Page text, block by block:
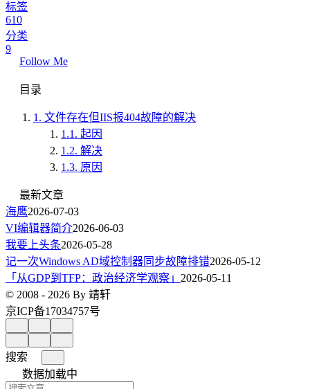
标签
610
分类
9
Follow Me
目录
1. 文件存在但IIS报404故障的解决
1.1. 起因
1.2. 解决
1.3. 原因
最新文章
海鹰2026-07-03
VI编辑器简介2026-06-03
我要上头条2026-05-28
记一次Windows AD域控制器同步故障排错2026-05-12
「从GDP到TFP：政治经济学观察」 2026-05-11
© 2008 - 2026 By 靖轩
京ICP备17034757号
搜索
数据加载中